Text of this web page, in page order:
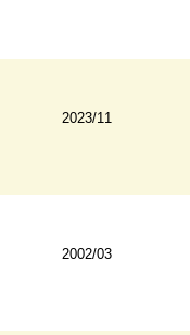
2023/11
2002/03